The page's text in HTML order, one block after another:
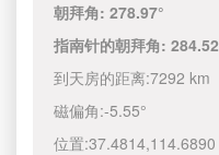
朝拜角:278.97°
指南针的朝拜角:284.52
到天房的距离:7292 km
磁偏角:-5.55°
位置:37.4814,114.6890